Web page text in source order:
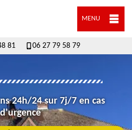
MENU
81 06 27 79 58 79
24h/24 sur 7j/7 en cas
d'urgence